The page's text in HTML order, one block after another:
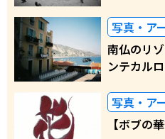
写真・ア
南仏のリ
ンテカル
写真・ア
【ボブの